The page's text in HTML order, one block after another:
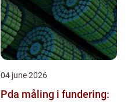
04 june 2026
Pda måling i fundering: